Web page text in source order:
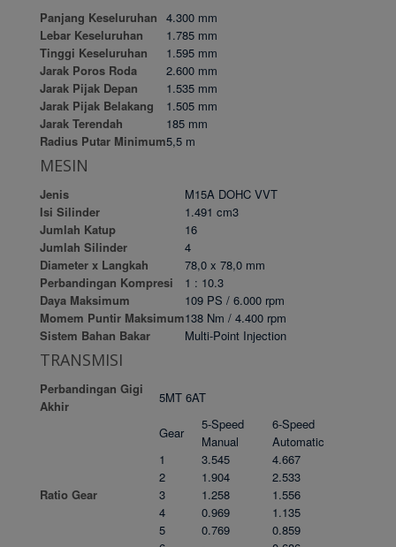
Panjang Keseluruhan 4.300 mm
Lebar Keseluruhan
1.785 mm
Tinggi Keseluruhan
1.595 mm
Jarak Poros Roda
2.600 mm
Jarak Pijak Depan
1.535 mm
Jarak Pijak Belakang
1.505 mm
Jarak Terendah
185 mm
Radius Putar Minimum5,5 m
MESIN
Jenis
M15A DOHC VVT
Isi Silinder
1.491 cm3
Jumlah Katup
16
Jumlah Silinder
4
Diameter x Langkah
78,0 x 78,0 mm
Perbandingan Kompresi
1 : 10.3
Daya Maksimum
109 PS / 6.000 rpm
Momem Puntir Maksimum138 Nm / 4.400 rpm
Sistem Bahan Bakar
Multi-Point Injection
TRANSMISI
Perbandingan Gigi
Akhir
5MT 6AT
Ratio Gear
Gear
5-Speed
Manual
6-Speed
Automatic
1
3.545
4.667
2
1.904
2.533
3
1.258
1.556
4
0.969
1.135
5
0.769
0.859